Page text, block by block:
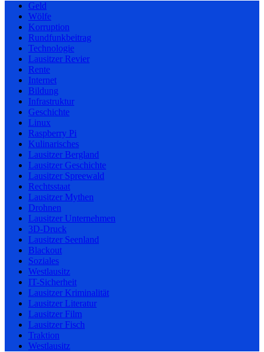
Geld
Wölfe
Korruption
Rundfunkbeitrag
Technologie
Lausitzer Revier
Rente
Internet
Bildung
Infrastruktur
Geschichte
Linux
Raspberry Pi
Kulinarisches
Lausitzer Bergland
Lausitzer Geschichte
Lausitzer Spreewald
Rechtsstaat
Lausitzer Mythen
Drohnen
Lausitzer Unternehmen
3D-Druck
Lausitzer Seenland
Blackout
Soziales
Westlausitz
IT-Sicherheit
Lausitzer Kriminalität
Lausitzer Literatur
Lausitzer Film
Lausitzer Fisch
Traktion
Westlausitz